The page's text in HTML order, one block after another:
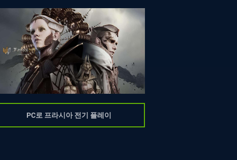
PC로 프라시아 전기 플레이